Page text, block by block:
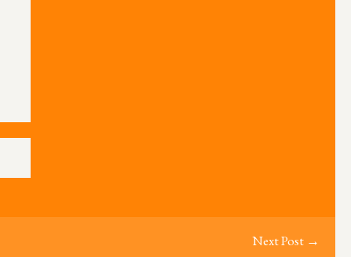
Next Post →